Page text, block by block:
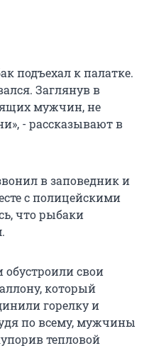
подъехал к палатке.
Заглянув в
мужчин, не
- рассказывают в
в заповедник и
с полицейскими
что рыбаки
обустроили свои
который
горелку и
по всему, мужчины
тепловой